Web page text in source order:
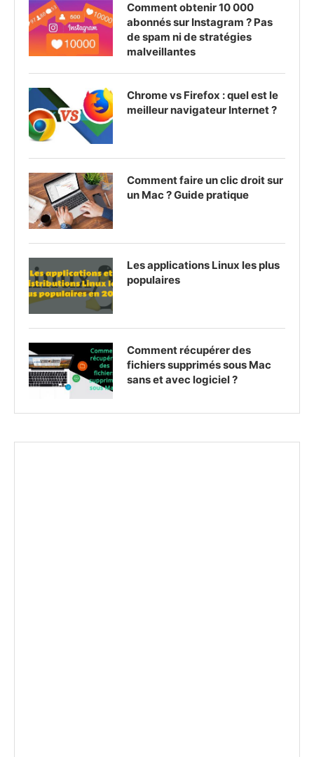
Comment obtenir 10 000
abonnés sur Instagram ? Pas
de spam ni de stratégies
malveillantes
Chrome vs Firefox : quel est le
meilleur navigateur Internet ?
Comment faire un clic droit sur
un Mac ? Guide pratique
Les applications Linux les plus
populaires
Comment récupérer des
fichiers supprimés sous Mac
sans et avec logiciel ?